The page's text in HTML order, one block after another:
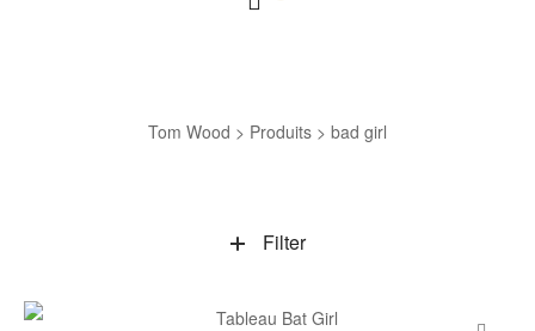
Tom Wood > Produits > bad girl
Filter